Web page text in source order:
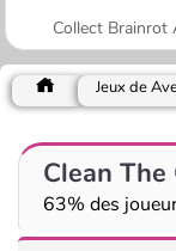
Collect Brainrot
Jeux de
Clean The
63% des